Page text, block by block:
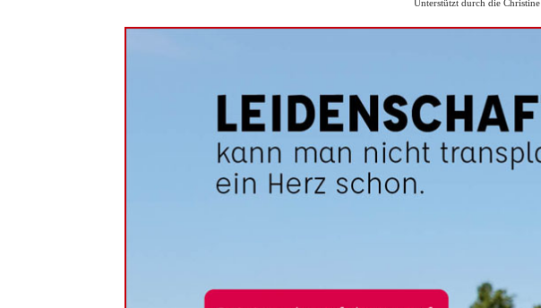
Unterstützt durch die